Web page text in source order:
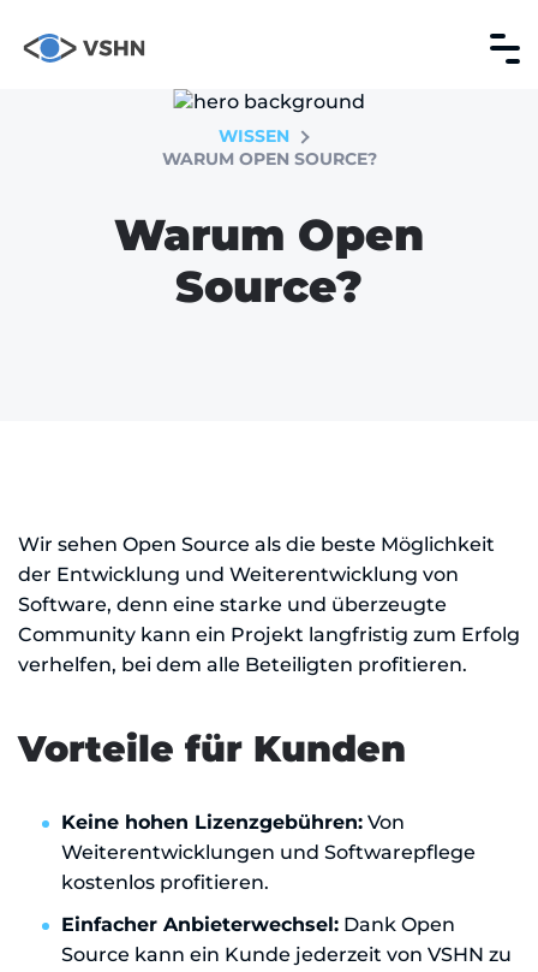
WISSEN
WARUM OPEN SOURCE?
Warum Open
Source?
Wir sehen Open Source als die beste Möglichkeit
der Entwicklung und Weiterentwicklung von
Software, denn eine starke und überzeugte
Community kann ein Projekt langfristig zum Erfolg
verhelfen, bei dem alle Beteiligten profitieren.
Vorteile für Kunden
Keine hohen Lizenzgebühren: Von
Weiterentwicklungen und Softwarepflege
kostenlos profitieren.
Einfacher Anbieterwechsel: Dank Open
Source kann ein Kunde jederzeit von VSHN zu